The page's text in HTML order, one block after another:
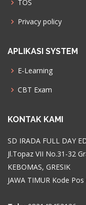
TOS
Privacy policy
APLIKASI SYSTEM
E-Learning
CBT Exam
KONTAK KAMI
SD IRADA FULL DAY
Jl.Topaz VII No.31-32
KEBOMAS, GRESIK
JAWA TIMUR Kode Pos